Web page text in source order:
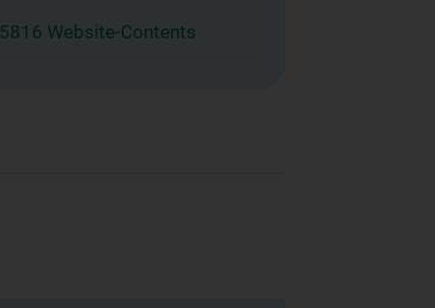
5816 Website-Contents